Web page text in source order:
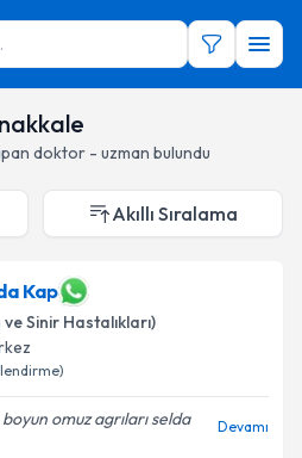
doktor - uzman bulundu
Akıllı Sıralama
Kap
Sinir Hastalıkları)
omuz agrıları selda
Devamı